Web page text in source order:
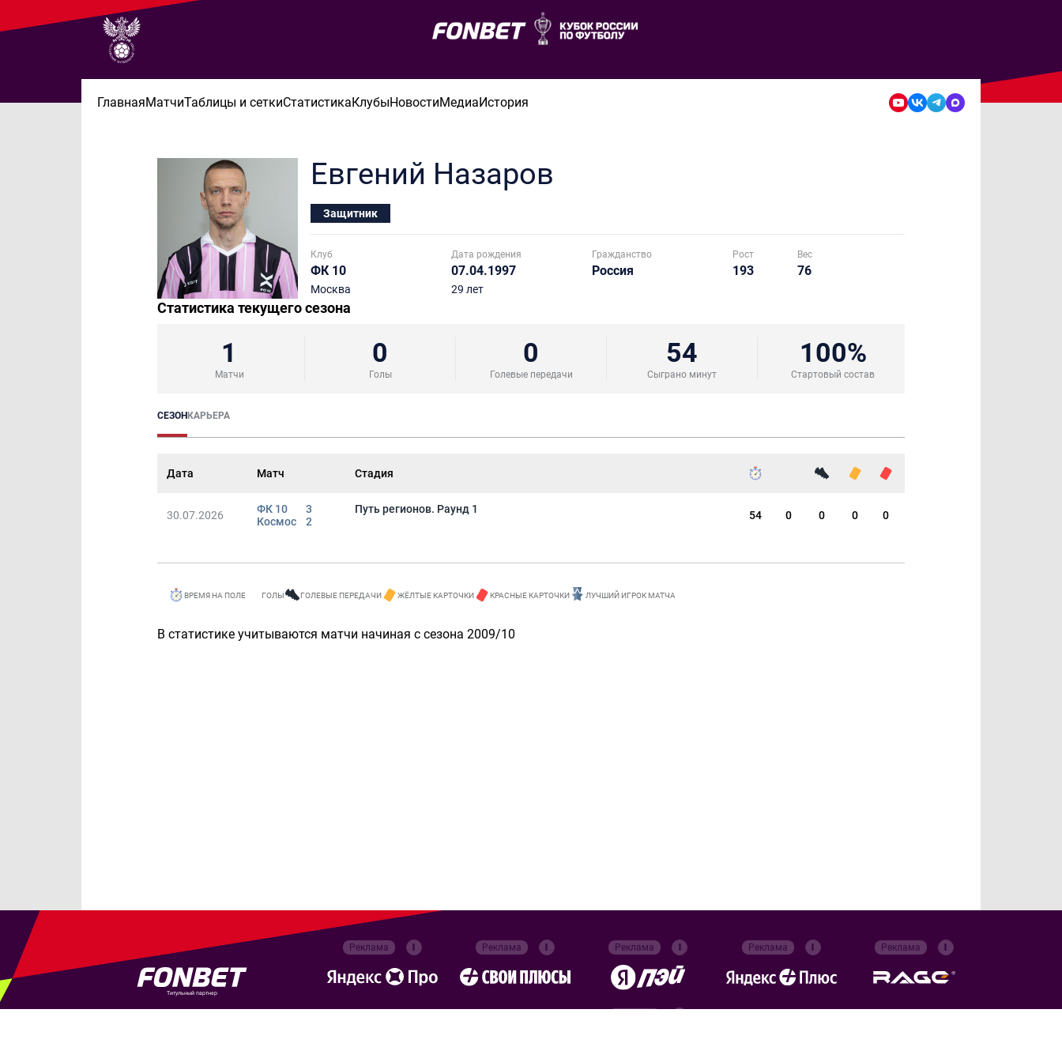
ГлавнаяМатчиТаблицы и сеткиСтатистикаКлубыНовостиМедиаИстория
Евгений Назаров
Защитник
Клуб
ФК 10
Москва
Дата рождения
07.04.1997
29 лет
Гражданство
Россия
Рост
193
Вес
76
Статистика текущего сезона
1
Матчи
0
Голы
0
Голевые передачи
54
Сыграно минут
100%
Стартовый состав
СЕЗОНКАРЬЕРА
Дата Матч Стадия
30.07.2026
ФК 10
Космос
3
2
Путь регионов. Раунд 1 54 0 0 0 0
ВРЕМЯ НА ПОЛЕ ГОЛЫ ГОЛЕВЫЕ ПЕРЕДАЧИ ЖЁЛТЫЕ КАРТОЧКИ КРАСНЫЕ КАРТОЧКИ ЛУЧШИЙ ИГРОК МАТЧА
В статистике учитываются матчи начиная с сезона 2009/10
Титульный партнер
Реклама Реклама Реклама Реклама Реклама